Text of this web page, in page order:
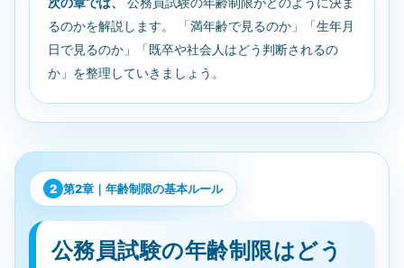
るのかを解説します。 「満年齢で見るのか」「生年月
日で見るのか」「既卒や社会人はどう判断されるの
か」を整理していきましょう。
第2章｜年齢制限の基本ルール
公務員試験の年齢制限はどう